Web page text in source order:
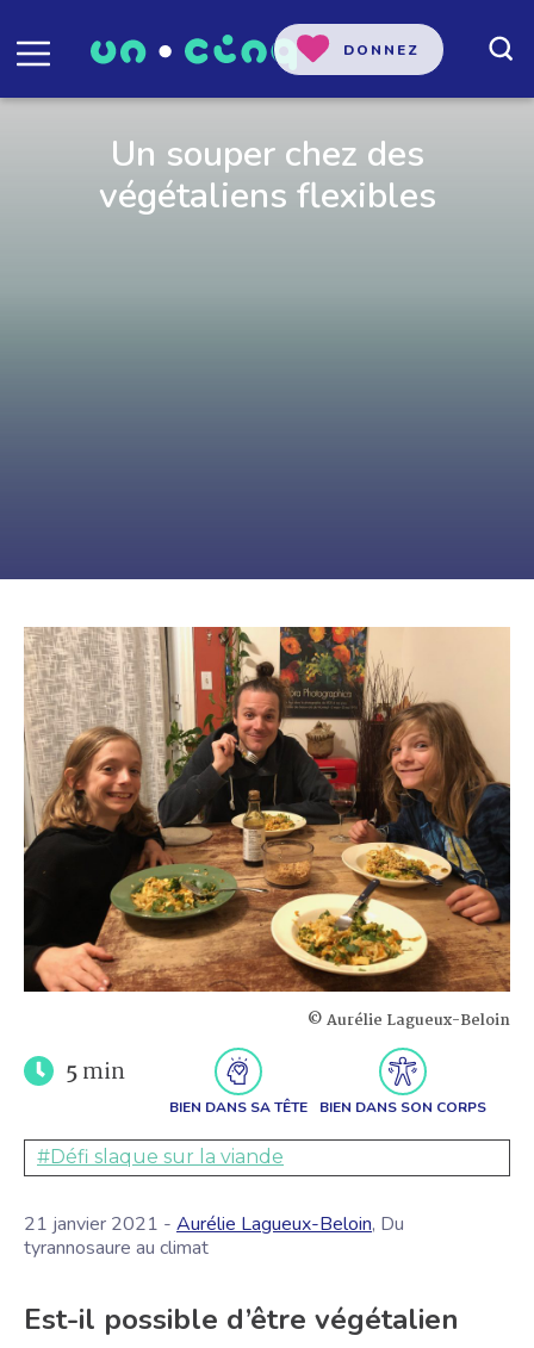
DONNEZ
Un souper chez des
végétaliens flexibles
© Aurélie Lagueux-Beloin
5min
BIEN DANS SA TÊTE BIEN DANS SON CORPS
#Défi slaque sur la viande
21 janvier 2021 - Aurélie Lagueux-Beloin, Du
tyrannosaure au climat
Est-il possible d’être végétalien